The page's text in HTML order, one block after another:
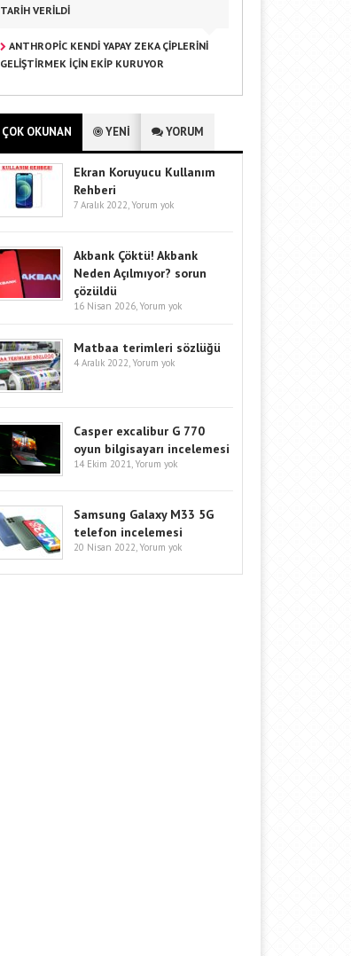
TARIH VERILDI
ANTHROPIC KENDI YAPAY ZEKA ÇIPLERINI
GELIŞTIRMEK IÇIN EKIP KURUYOR
ÇOK OKUNAN YENİ YORUM
Ekran Koruyucu Kullanım
Rehberi
7 Aralık 2022, Yorum yok
Akbank Çöktü! Akbank
Neden Açılmıyor? sorun
çözüldü
16 Nisan 2026, Yorum yok
Matbaa terimleri sözlüğü
4 Aralık 2022, Yorum yok
Casper excalibur G 770
oyun bilgisayarı incelemesi
14 Ekim 2021, Yorum yok
Samsung Galaxy M33 5G
telefon incelemesi
20 Nisan 2022, Yorum yok